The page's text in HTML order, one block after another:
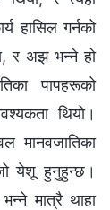
हासिल गर्नको
र अझ भन्‍ने हो
पापहरूको
थियो।
मानवजातिका
येशू हुनुहुन्छ।
मात्रै थाहा